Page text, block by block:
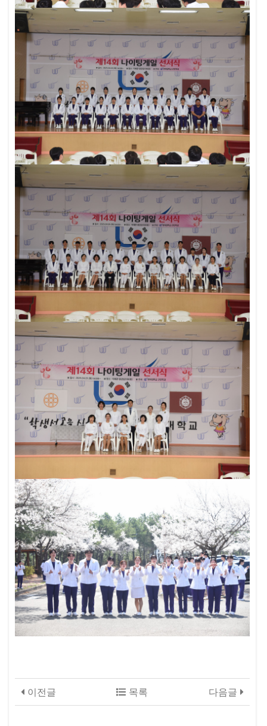
이전글 다음글
목록